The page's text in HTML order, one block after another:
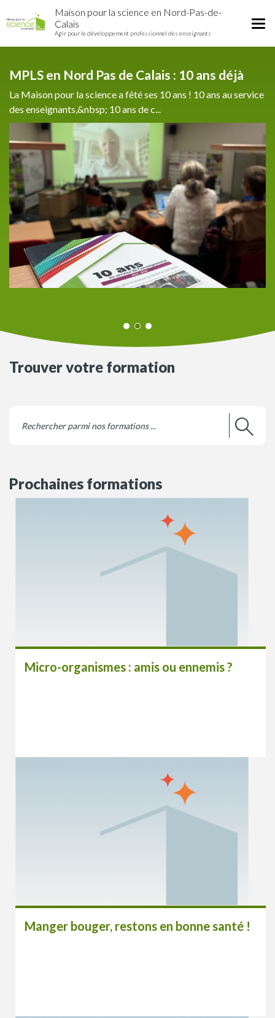
Région
au
contenu
Maison pour la science en Nord-Pas-de-
Calais
Agir pour le développement professionnel des enseignants
MPLS en Nord Pas de Calais : 10 ans déjà
La Maison pour la science a fêté ses 10 ans ! 10 ans au service
des enseignants,&nbsp; 10 ans de c...
Trouver votre formation
Prochaines formations
Micro-organismes : amis ou ennemis ?
Manger bouger, restons en bonne santé !